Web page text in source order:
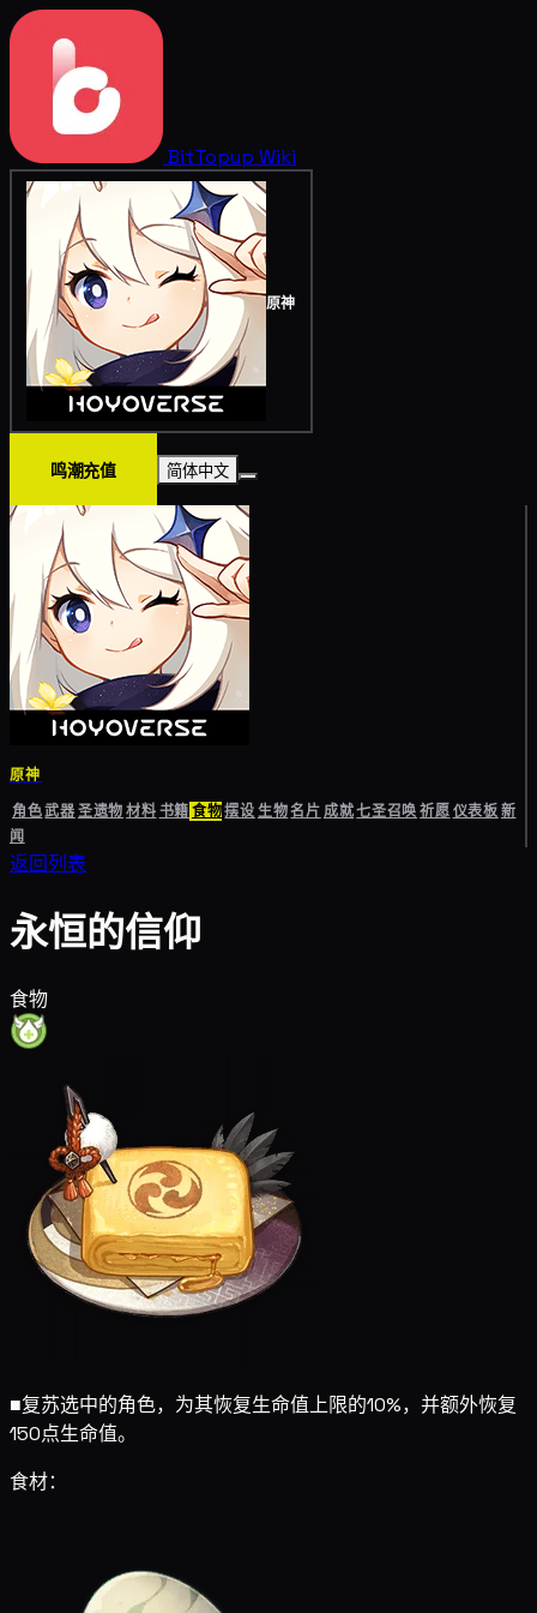
BitTopup Wiki
原神
鸣潮充值 简体中文
原神
角色武器圣遗物材料书籍食物摆设生物名片成就七圣召唤祈愿仪表板新
闻
返回列表
永恒的信仰
食物
■复苏选中的角色，为其恢复生命值上限的10%，并额外恢复
150点生命值。
食材：